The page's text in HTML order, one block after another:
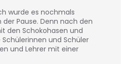
wurde es nochmals
Pause. Denn nach den
den Schokohasen und
und Schüler
und Lehrer mit einer